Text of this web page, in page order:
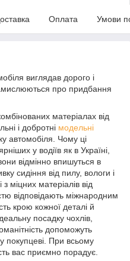
Оплата Умови
виглядав дорого і
про придбання
матеріалах від
і добротні модельні
автомобіля. Чому ці
у водіїв як в Україні,
відмінно впишуться в
сидіння від пилу, вологи і
міцних матеріалів від
відповідають міжнародним
крою кожної деталі й
посадку чохлів,
допоможуть
покупцеві. При всьому
вас приємно порадує.